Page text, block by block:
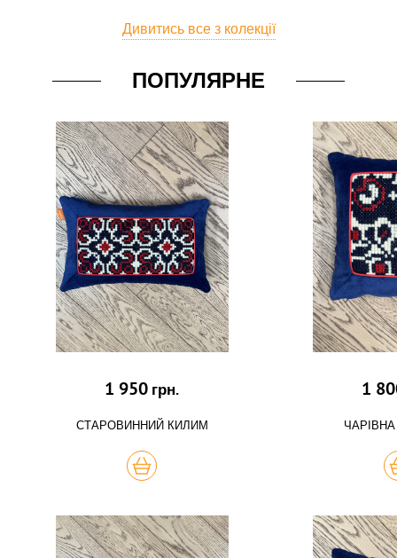
Дивитись все з колекції
ПОПУЛЯРНЕ
1 950 грн.
СТАРОВИННИЙ КИЛИМ
КУПИТЬ
1